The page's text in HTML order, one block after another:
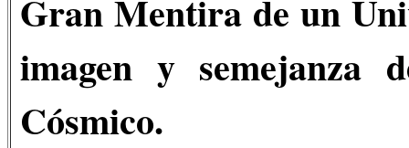
Gran Mentira de un
imagen y semejanza
Cósmico.